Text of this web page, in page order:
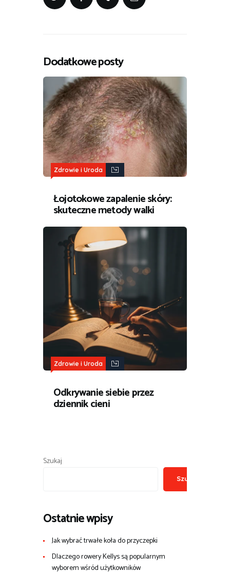
Dodatkowe posty
Zdrowie i Uroda
Łojotokowe zapalenie skóry:
skuteczne metody walki
Zdrowie i Uroda
Odkrywanie siebie przez
dziennik cieni
Szukaj
Szukaj
Ostatnie wpisy
Jak wybrać trwałe koła do przyczepki
Dlaczego rowery Kellys są popularnym
wyborem wśród użytkowników